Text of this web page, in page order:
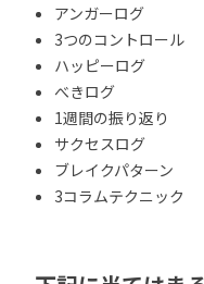
アンガーログ
3つのコントロール
ハッピーログ
べきログ
1週間の振り返り
サクセスログ
ブレイクパターン
3コラムテクニック